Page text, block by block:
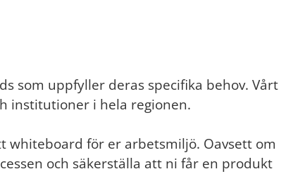
som uppfyller deras specifika behov. Vårt
institutioner i hela regionen.
whiteboard för er arbetsmiljö. Oavsett om
och säkerställa att ni får en produkt